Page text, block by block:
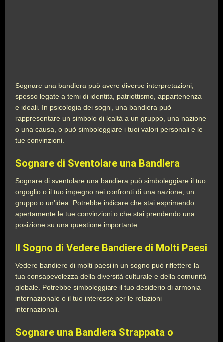
Sognare una bandiera può avere diverse interpretazioni,
spesso legate a temi di identità, patriottismo, appartenenza
e ideali. In psicologia dei sogni, una bandiera può
rappresentare un simbolo di lealtà a un gruppo, una nazione
o una causa, o può simboleggiare i tuoi valori personali e le
tue convinzioni.
Sognare di Sventolare una Bandiera
Sognare di sventolare una bandiera può simboleggiare il tuo
orgoglio o il tuo impegno nei confronti di una nazione, un
gruppo o un’idea. Potrebbe indicare che stai esprimendo
apertamente le tue convinzioni o che stai prendendo una
posizione su una questione importante.
Il Sogno di Vedere Bandiere di Molti Paesi
Vedere bandiere di molti paesi in un sogno può riflettere la
tua consapevolezza della diversità culturale e della comunità
globale. Potrebbe simboleggiare il tuo desiderio di armonia
internazionale o il tuo interesse per le relazioni
internazionali.
Sognare una Bandiera Strappata o